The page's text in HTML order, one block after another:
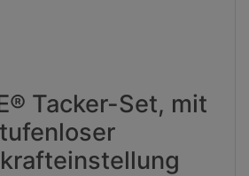
Tacker-Set, mit